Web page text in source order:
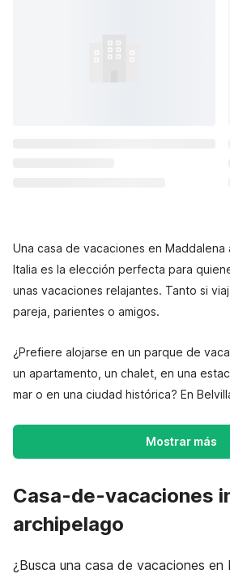
Una casa de vacaciones en Maddalena
Italia es la elección perfecta para
unas vacaciones relajantes. Tanto si
pareja, parientes o amigos.
¿Prefiere alojarse en un parque de
un apartamento, un chalet, en una
mar o en una ciudad histórica? En
Mostrar más
Casa-de-vacaciones
archipelago
¿Busca una casa de vacaciones en